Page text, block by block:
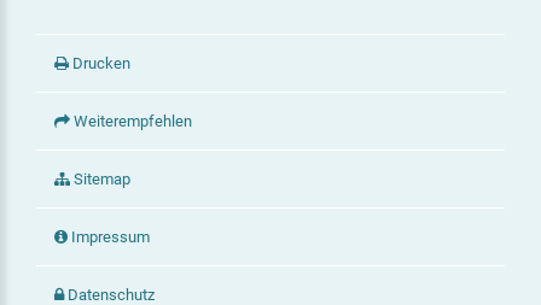
Drucken
Weiterempfehlen
Sitemap
Impressum
Datenschutz